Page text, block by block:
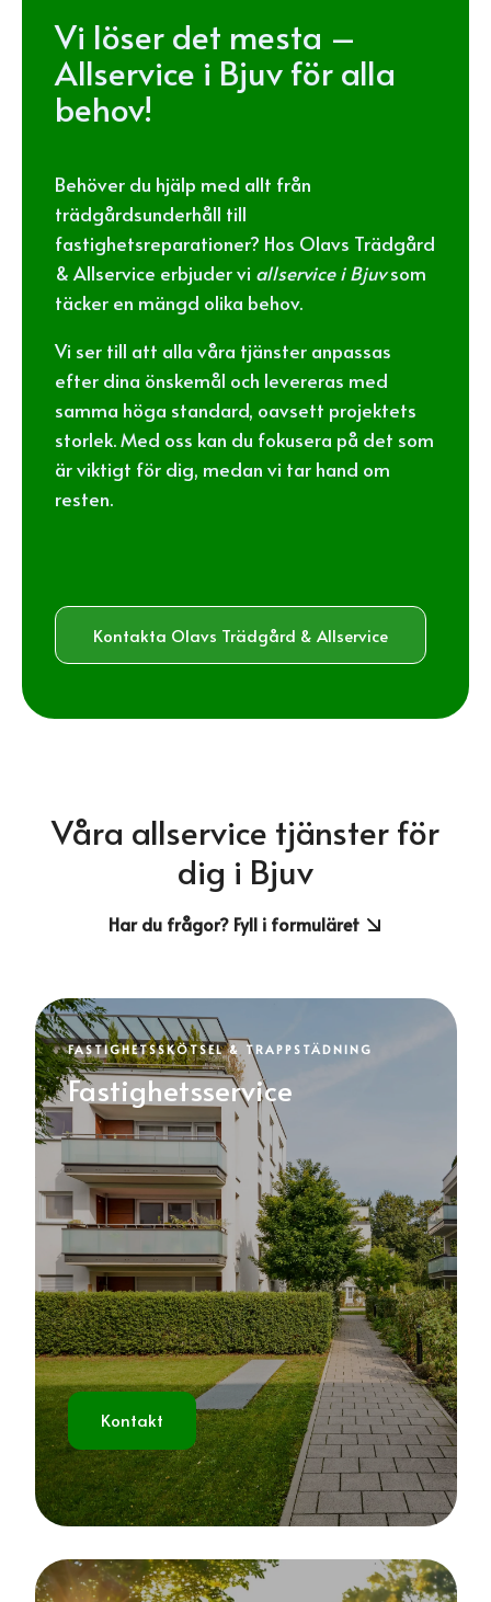
Vi löser det mesta –
Allservice i Bjuv för alla
behov!
Behöver du hjälp med allt från
trädgårdsunderhåll till
fastighetsreparationer? Hos Olavs Trädgård
& Allservice erbjuder vi allservice i Bjuvsom
täcker en mängd olika behov.
Vi ser till att alla våra tjänster anpassas
efter dina önskemål och levereras med
samma höga standard, oavsett projektets
storlek. Med oss kan du fokusera på det som
är viktigt för dig, medan vi tar hand om
resten.
Kontakta Olavs Trädgård & Allservice
Våra allservice tjänster för
dig i Bjuv
Har du frågor? Fyll i formuläret
FASTIGHETSSKÖTSEL & TRAPPSTÄDNING
Fastighetsservice
Kontakt